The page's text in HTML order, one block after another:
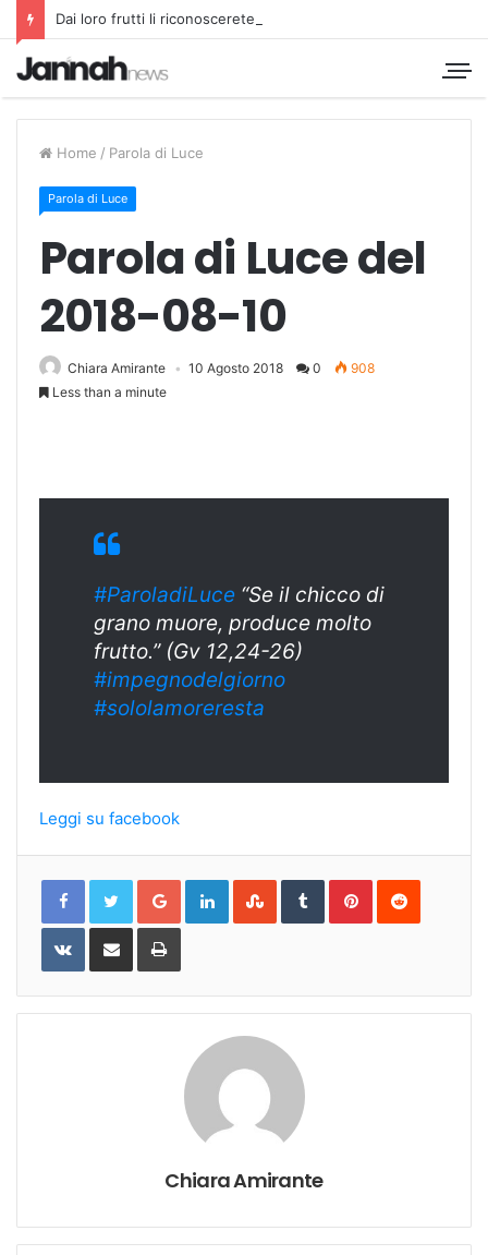
Dai loro frutti li riconoscerete
Home / Parola di Luce
Parola di Luce
Parola di Luce del
2018-08-10
Chiara Amirante 10 Agosto 2018 0
908
Less than a minute
#ParoladiLuce “Se il chicco di
grano muore, produce molto
frutto.” (Gv 12,24-26)
#impegnodelgiorno
#sololamoreresta
Leggi su facebook
Google+LinkedInStumbleUpon
TumblrPinterestReddit
VKontakteShare
Email
Print
Chiara Amirante